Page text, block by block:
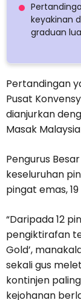
keyakinan
graduan
Pertandingan
Pusat
dianjurkan
Masak
Pengurus
keseluruhan
pingat emas,
“Daripada 12
pengiktirafan
Gold’,
sekali gus
kontinjen
kejohanan